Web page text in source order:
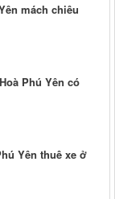
mách chiêu
Phú Yên có
Yên thuê xe ở